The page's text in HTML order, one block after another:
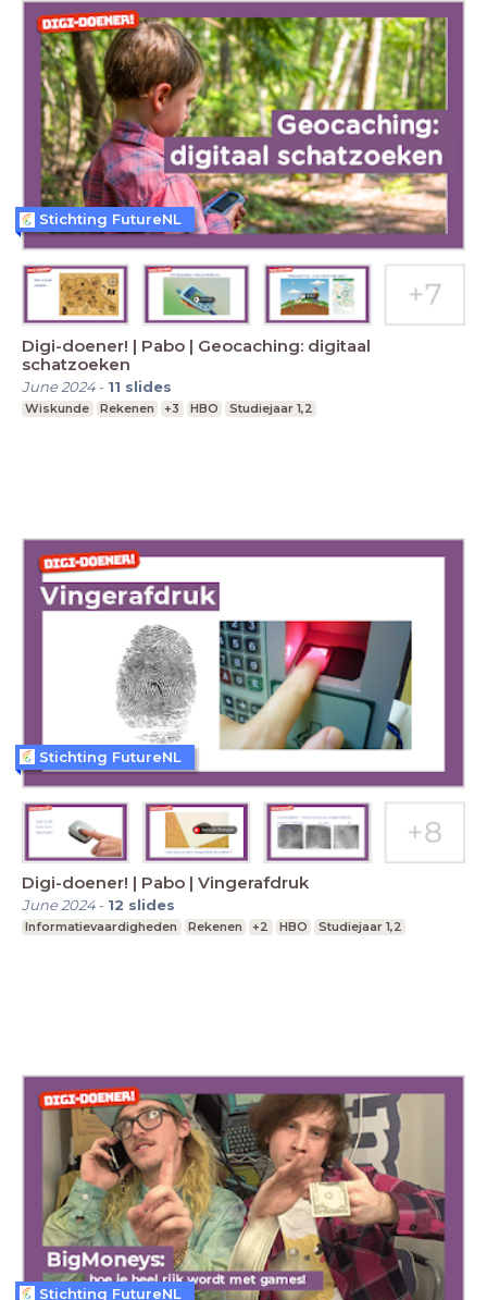
Digi-doener! | Pabo | Geocaching: digitaal
schatzoeken
June 2024- 11 slides
Wiskunde Rekenen +3 HBO Studiejaar 1,2
Stichting FutureNL
Digi-doener! | Pabo | Vingerafdruk
June 2024- 12 slides
Informatievaardigheden Rekenen +2 HBO Studiejaar 1,2
Stichting FutureNL
Stichting FutureNL